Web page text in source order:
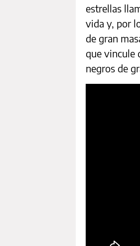
estrellas
vida y, por
de gran
que vincule
negros de